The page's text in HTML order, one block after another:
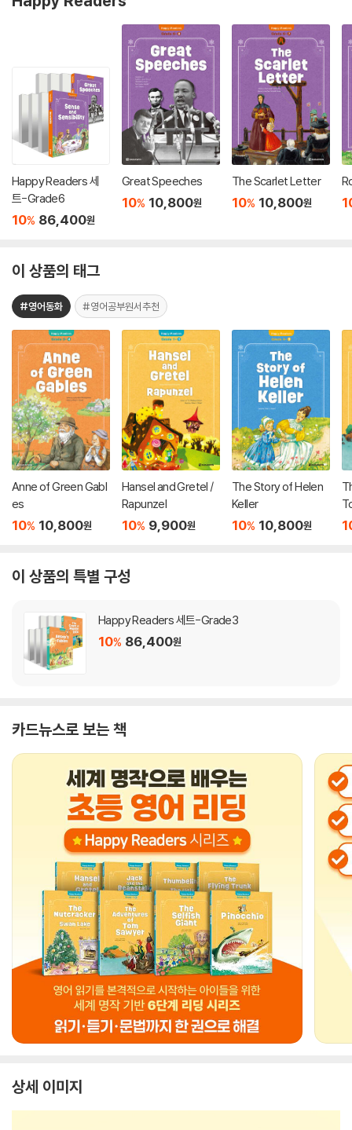
Happy Readers 세
트-Grade6
10% 86,400원
Great Speeches
10% 10,800원
The Scarlet Letter
10% 10,800원
이 상품의 태그
#영어동화 #영어공부원서추천
Anne of Green Gabl
es
10% 10,800원
Hansel and Gretel /
Rapunzel
10% 9,900원
The Story of Helen
Keller
10% 10,800원
이 상품의 특별 구성
Happy Readers 세트-Grade3
10% 86,400원
카드뉴스로 보는 책
상세 이미지